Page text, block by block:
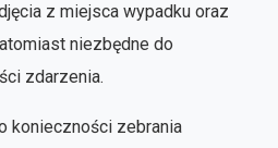
z miejsca wypadku oraz
niezbędne do
zdarzenia.
konieczności zebrania